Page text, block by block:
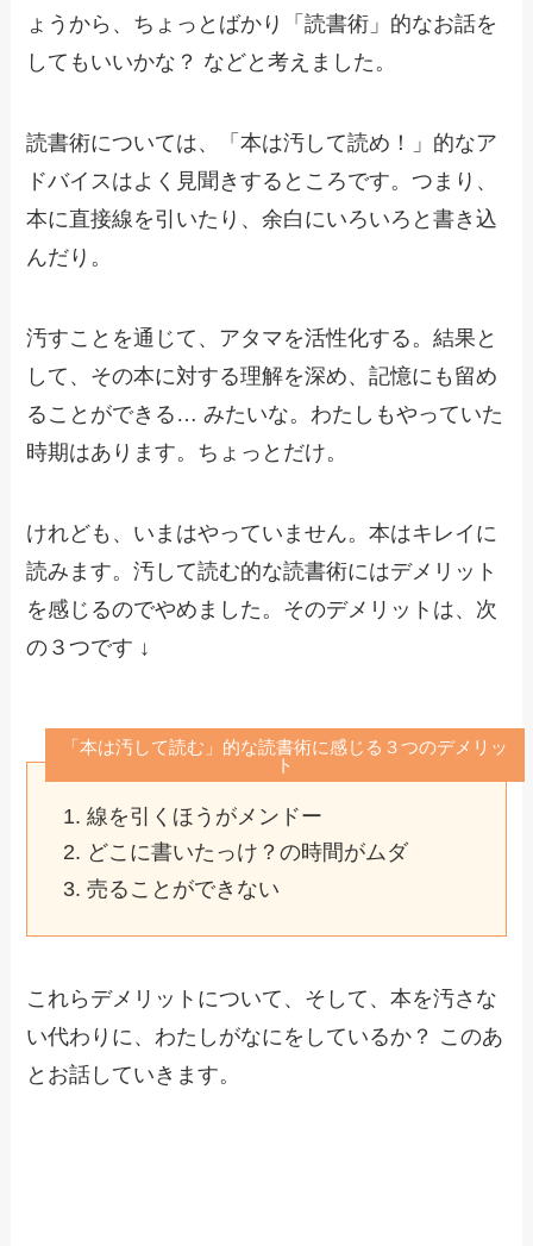
ょうから、ちょっとばかり「読書術」的なお話を
してもいいかな？ などと考えました。
読書術については、「本は汚して読め！」的なア
ドバイスはよく見聞きするところです。つまり、
本に直接線を引いたり、余白にいろいろと書き込
んだり。
汚すことを通じて、アタマを活性化する。結果と
して、その本に対する理解を深め、記憶にも留め
ることができる… みたいな。わたしもやっていた
時期はあります。ちょっとだけ。
けれども、いまはやっていません。本はキレイに
読みます。汚して読む的な読書術にはデメリット
を感じるのでやめました。そのデメリットは、次
の３つです ↓
「本は汚して読む」的な読書術に感じる３つのデメリッ
ト
線を引くほうがメンドー
どこに書いたっけ？の時間がムダ
売ることができない
これらデメリットについて、そして、本を汚さな
い代わりに、わたしがなにをしているか？ このあ
とお話していきます。